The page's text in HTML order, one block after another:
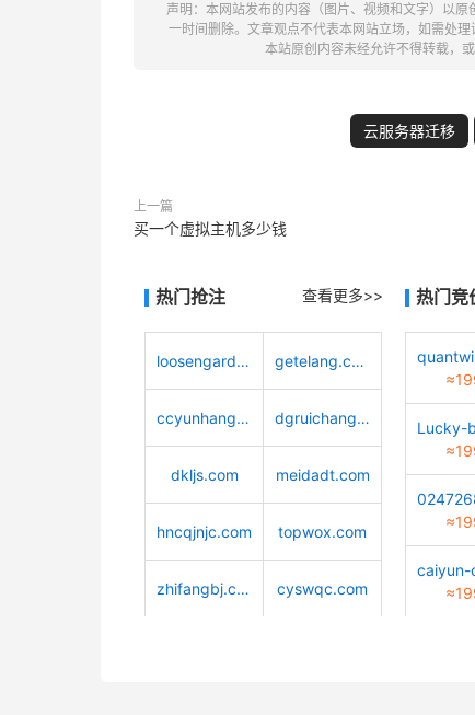
声明：本网站发布的内容（图片、视频和文字）以
一时间删除。文章观点不代表本网站立场，如需处
本站原创内容未经允许不得转载，或
云服务器迁移
上一篇
买一个虚拟主机多少钱
热门抢注 查看更多>>
loosengarden.com getelang.com
ccyunhang.com dgruichang.com
dkljs.com meidadt.com
hncqjnjc.com topwox.com
zhifangbj.com cyswqc.com
热门竞